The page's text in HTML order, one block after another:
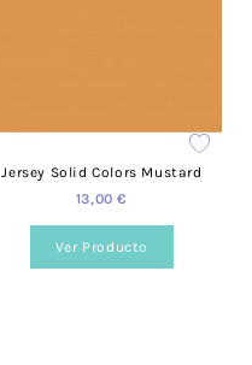
Jersey Solid Colors Mustard
13,00 €
Ver Producto